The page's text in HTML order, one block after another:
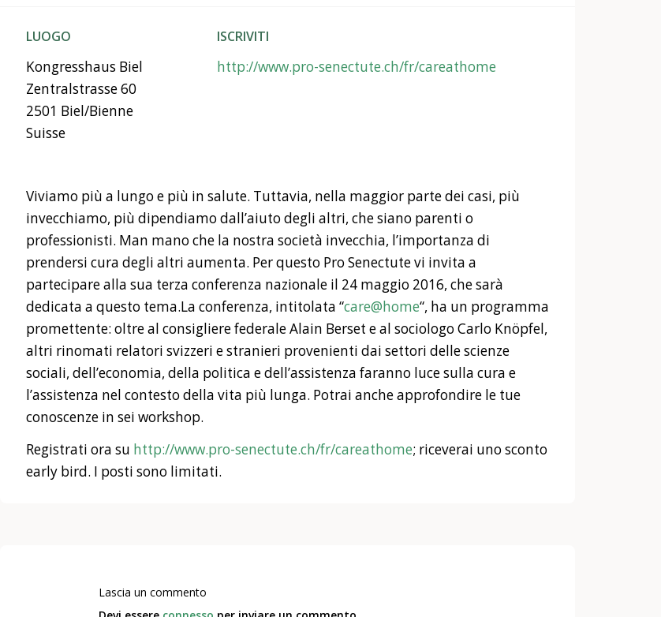
LUOGO
Kongresshaus Biel
Zentralstrasse 60
2501 Biel/Bienne
Suisse
ISCRIVITI
http://www.pro-senectute.ch/fr/careathome
Viviamo più a lungo e più in salute. Tuttavia, nella maggior parte dei casi, più
invecchiamo, più dipendiamo dall’aiuto degli altri, che siano parenti o
professionisti. Man mano che la nostra società invecchia, l’importanza di
prendersi cura degli altri aumenta. Per questo Pro Senectute vi invita a
partecipare alla sua terza conferenza nazionale il 24 maggio 2016, che sarà
dedicata a questo tema.La conferenza, intitolata “care@home“, ha un programma
promettente: oltre al consigliere federale Alain Berset e al sociologo Carlo Knöpfel,
altri rinomati relatori svizzeri e stranieri provenienti dai settori delle scienze
sociali, dell’economia, della politica e dell’assistenza faranno luce sulla cura e
l’assistenza nel contesto della vita più lunga. Potrai anche approfondire le tue
conoscenze in sei workshop.
Registrati ora su http://www.pro-senectute.ch/fr/careathome; riceverai uno sconto
early bird. I posti sono limitati.
Lascia un commento